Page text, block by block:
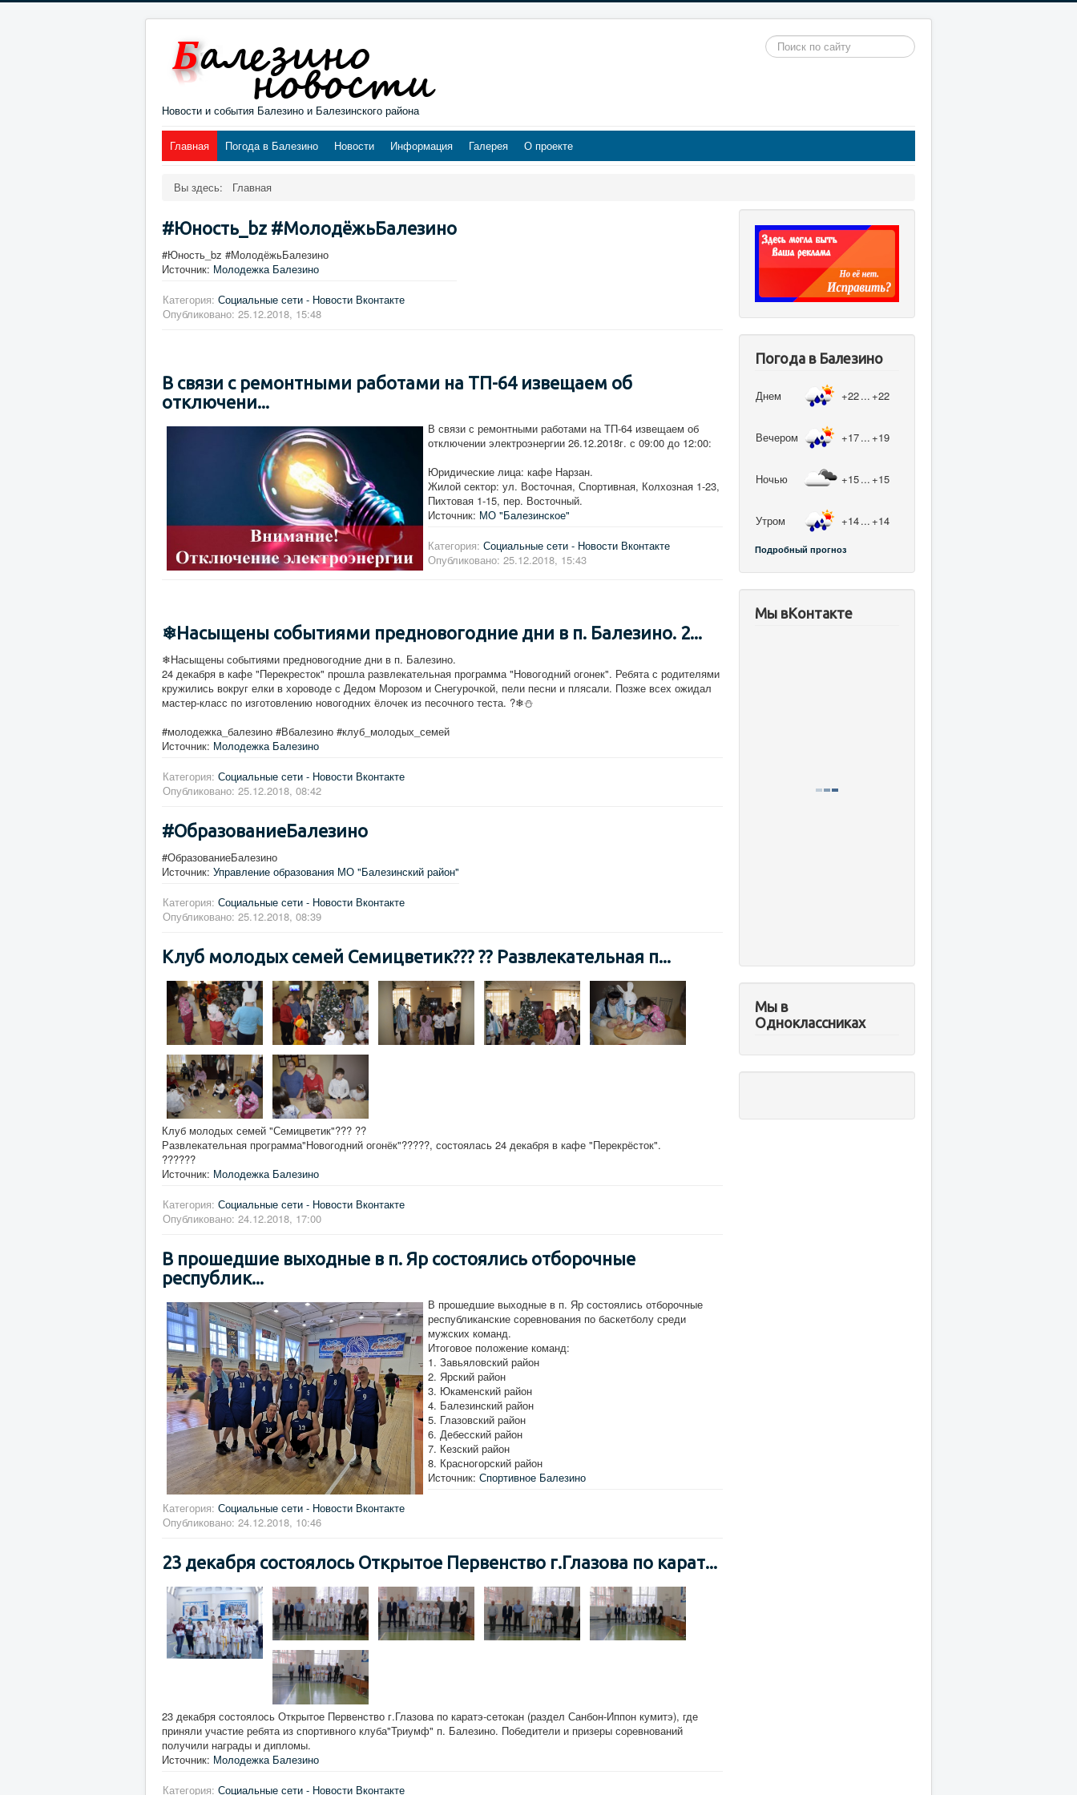
Новости и события Балезино и Балезинского района
Искать...
Главная Погода в Балезино Новости Информация Галерея О проекте
Вы здесь: Главная
#Юность_bz #МолодёжьБалезино
#Юность_bz #МолодёжьБалезино
Источник: Молодежка Балезино
Категория: Социальные сети - Новости Вконтакте
Опубликовано: 25.12.2018, 15:48
В связи с ремонтными работами на ТП-64 извещаем об
отключени...
В связи с ремонтными работами на ТП-64 извещаем об
отключении электроэнергии 26.12.2018г. с 09:00 до 12:00:
Юридические лица: кафе Нарзан.
Жилой сектор: ул. Восточная, Спортивная, Колхозная 1-23,
Пихтовая 1-15, пер. Восточный.
Источник: МО "Балезинское"
Категория: Социальные сети - Новости Вконтакте
Опубликовано: 25.12.2018, 15:43
❄Насыщены событиями предновогодние дни в п. Балезино. 2...
❄Насыщены событиями предновогодние дни в п. Балезино.
24 декабря в кафе "Перекресток" прошла развлекательная программа "Новогодний огонек". Ребята с родителями
кружились вокруг елки в хороводе с Дедом Морозом и Снегурочкой, пели песни и плясали. Позже всех ожидал
мастер-класс по изготовлению новогодних ёлочек из песочного теста. ?❄⛄
#молодежка_балезино #Вбалезино #клуб_молодых_семей
Источник: Молодежка Балезино
Категория: Социальные сети - Новости Вконтакте
Опубликовано: 25.12.2018, 08:42
#ОбразованиеБалезино
#ОбразованиеБалезино
Источник: Управление образования МО "Балезинский район"
Категория: Социальные сети - Новости Вконтакте
Опубликовано: 25.12.2018, 08:39
Клуб молодых семей Семицветик??? ?? Развлекательная п...
Клуб молодых семей "Семицветик"??? ??
Развлекательная программа"Новогодний огонёк"?????, состоялась 24 декабря в кафе "Перекрёсток".
??????
Источник: Молодежка Балезино
Категория: Социальные сети - Новости Вконтакте
Опубликовано: 24.12.2018, 17:00
В прошедшие выходные в п. Яр состоялись отборочные
республик...
В прошедшие выходные в п. Яр состоялись отборочные
республиканские соревнования по баскетболу среди
мужских команд.
Итоговое положение команд:
1. Завьяловский район
2. Ярский район
3. Юкаменский район
4. Балезинский район
5. Глазовский район
6. Дебесский район
7. Кезский район
8. Красногорский район
Источник: Спортивное Балезино
Категория: Социальные сети - Новости Вконтакте
Опубликовано: 24.12.2018, 10:46
23 декабря состоялось Открытое Первенство г.Глазова по карат...
23 декабря состоялось Открытое Первенство г.Глазова по каратэ-сетокан (раздел Санбон-Иппон кумитэ), где
приняли участие ребята из спортивного клуба"Триумф" п. Балезино. Победители и призеры соревнований
получили награды и дипломы.
Источник: Молодежка Балезино
Категория: Социальные сети - Новости Вконтакте
Погода в Балезино
Днем +22... +22
Вечером +17... +19
Ночью +15... +15
Утром +14... +14
Подробный прогноз
Мы вКонтакте
Мы в
Одноклассниках